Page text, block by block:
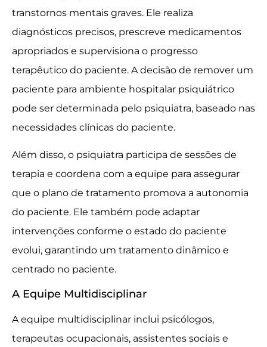
transtornos mentais graves. Ele realiza
diagnósticos precisos, prescreve medicamentos
apropriados e supervisiona o progresso
terapêutico do paciente. A decisão de remover um
paciente para ambiente hospitalar psiquiátrico
pode ser determinada pelo psiquiatra, baseado nas
necessidades clínicas do paciente.
Além disso, o psiquiatra participa de sessões de
terapia e coordena com a equipe para assegurar
que o plano de tratamento promova a autonomia
do paciente. Ele também pode adaptar
intervenções conforme o estado do paciente
evolui, garantindo um tratamento dinâmico e
centrado no paciente.
A Equipe Multidisciplinar
A equipe multidisciplinar inclui psicólogos,
terapeutas ocupacionais, assistentes sociais e